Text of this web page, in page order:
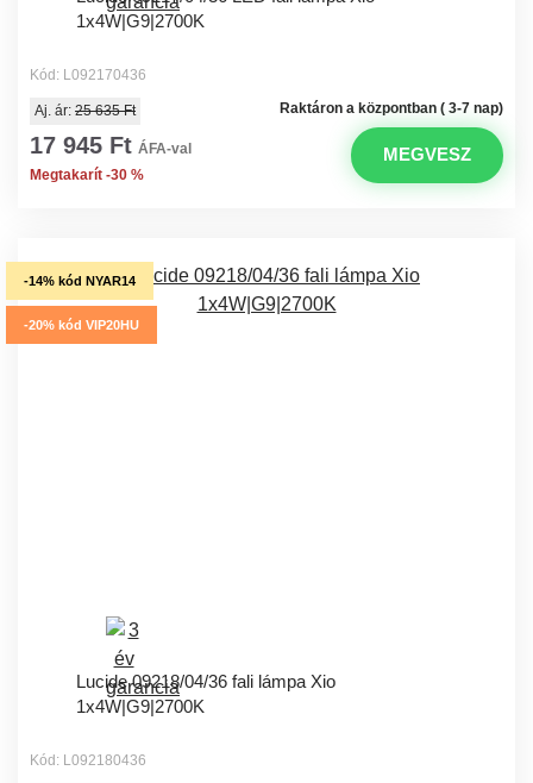
1x4W|G9|2700K
Kód: L092170436
Raktáron a központban ( 3-7 nap)
Aj. ár: 25 635 Ft
17 945 Ft ÁFA-val
Megtakarít -30 %
MEGVESZ
-14% kód NYAR14
-20% kód VIP20HU
Lucide 09218/04/36 fali lámpa Xio
1x4W|G9|2700K
Kód: L092180436